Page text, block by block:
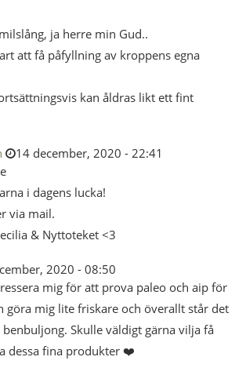
ja herre min Gud..
att få påfyllning av kroppens egna
kan åldras likt ett fint
14 december, 2020 - 22:41
i dagens lucka!
via mail.
& Nyttoteket <3
2020 - 08:50
mig för att prova paleo och aip för
göra mig lite friskare och överallt står det
Skulle väldigt gärna vilja få
dessa fina produkter ❤️